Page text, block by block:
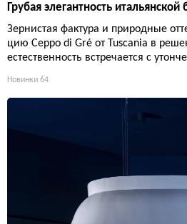
Грубая элегантность итальянской
Зернистая фактура и природные
цию Ceppo di Gré от Tuscania в
естественность встречается с
Новинки 64